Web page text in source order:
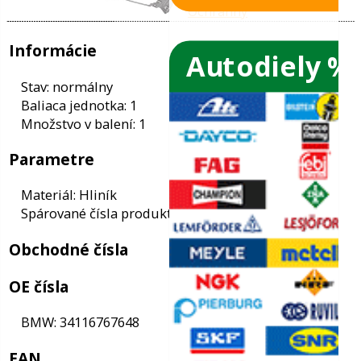
skiel
oleja
Stav: normálny
Autodiely %